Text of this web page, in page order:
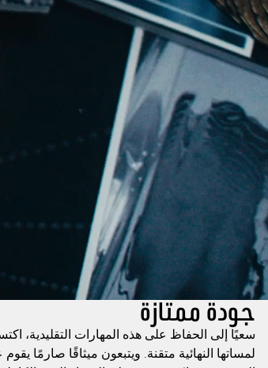
جودة ممتازة
سعيًا إلى الحفاظ على هذه المهارات التقليدية،
لمساتها النهائية متقنة. ويتبعون ميثاقًا صارمًا